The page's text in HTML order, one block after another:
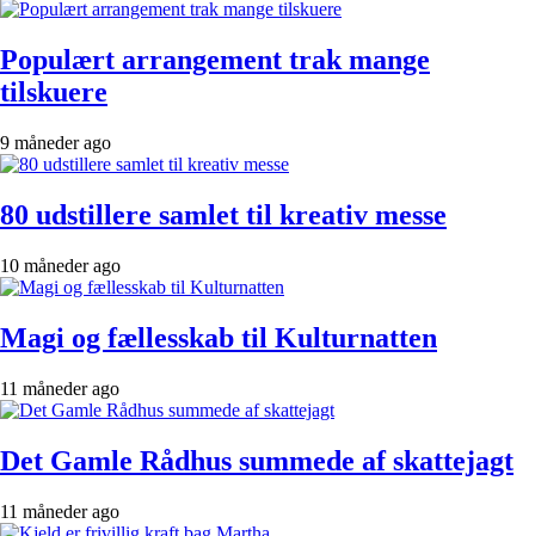
Populært arrangement trak mange
tilskuere
9 måneder ago
80 udstillere samlet til kreativ messe
10 måneder ago
Magi og fællesskab til Kulturnatten
11 måneder ago
Det Gamle Rådhus summede af skattejagt
11 måneder ago